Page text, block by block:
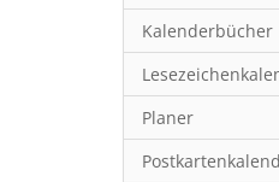
Kalenderbücher
Planer